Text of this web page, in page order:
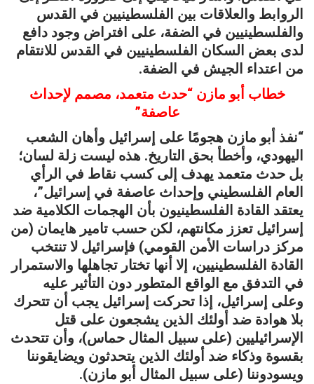
الروابط والعلاقات بين الفلسطينيين في القدس
والفلسطينيين في الضفة، على افتراض وجود دافع
لدى بعض السكان الفلسطينيين في القدس للانتقام
من اعتداء الجيش في الضفة.
خطاب أبو مازن “حدث متعمد، مصمم لإحداث
عاصفة”
“نفذ أبو مازن هجومًا على إسرائيل وأهان الشعب
اليهودي، وأخطأ بحق التاريخ. هذه ليست زلة لسان؛
بل حدث متعمد يهدف إلى كسب نقاط في الرأي
العام الفلسطيني وإحداث عاصفة في إسرائيل”،
يعتقد القادة الفلسطينيون بأن الهجمات الكلامية ضد
إسرائيل تعزز مكانتهم، لكن حسب تامير هايمان (من
مركز دراسات الأمن القومي) فإسرائيل لا تنتخب
القادة الفلسطينيين، إلا أنها تختار تجاهلها والاستمرار
في التدفق مع الواقع المتطور دون التأثير عليه
وعلى إسرائيل، إذا تحركت إسرائيل يجب أن تتحرك
بلا هوادة ضد أولئك الذين يشجعون على قتل
الإسرائيليين (على سبيل المثال حماس)، وأن تتحدث
بقسوة وذكاء ضد أولئك الذين يتحدثون ويضايقوننا
ويسودوننا (على سبيل المثال أبو مازن).